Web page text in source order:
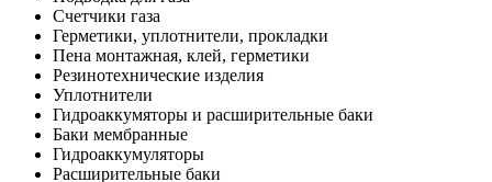
Счетчики газа
Герметики, уплотнители, прокладки
Пена монтажная, клей, герметики
Резинотехнические изделия
Уплотнители
Гидроаккумяторы и расширительные баки
Баки мембранные
Гидроаккумуляторы
Расширительные баки